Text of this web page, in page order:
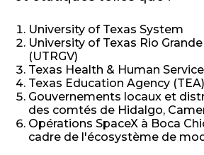
University of Texas System
University of Texas Rio
(UTRGV)
Texas Health & Human
Texas Education Agency (TEA)
Gouvernements locaux et
des comtés de Hidalgo,
Opérations SpaceX à Boca
cadre de l'écosystème de